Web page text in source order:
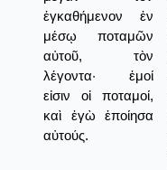
ἐγκαθήμενον ἐν
μέσῳ ποταμῶν
αὐτοῦ, τὸν
λέγοντα· ἐμοί
εἰσιν οἱ ποταμοί,
καὶ ἐγὼ ἐποίησα
αὐτούς.